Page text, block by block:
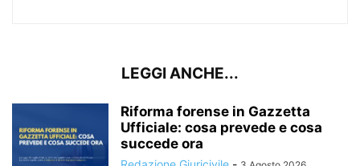
LEGGI ANCHE...
Riforma forense in Gazzetta
Ufficiale: cosa prevede e cosa
succede ora